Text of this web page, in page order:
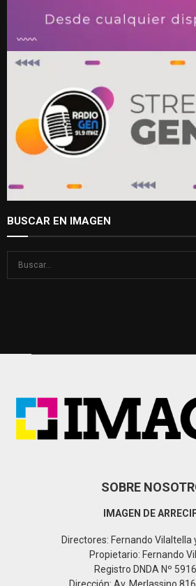
BUSCAR EN IMAGEN
SOBRE
IMAGEN DE
Directores: Fernando Vilaltella
Propietario: Fernando
Registro DNDA Nº
Dirección: Av. Merlassino